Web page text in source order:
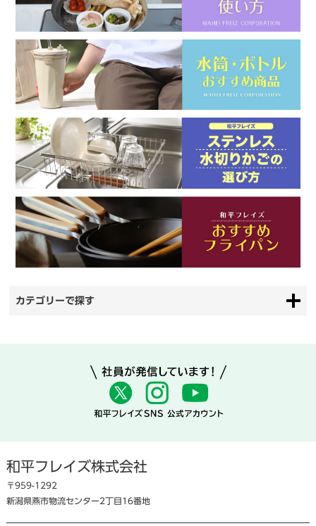
カテゴリーで探す
和平フレイズ株式会社
〒959-1292
新潟県燕市物流センター2丁目16番地